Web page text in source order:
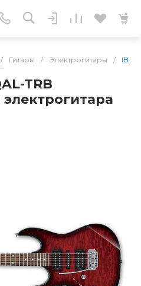
/ Гитары / Электрогитары /
TRB